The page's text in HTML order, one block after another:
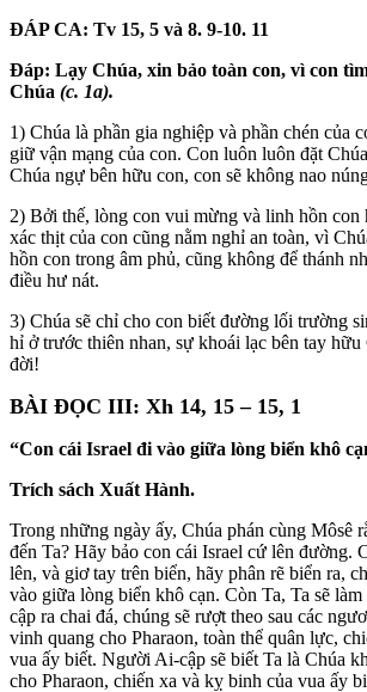
ĐÁP CA: Tv 15, 5 và 8. 9-10. 11
Đáp: Lạy Chúa, xin bảo toàn con, vì con
Chúa (c. 1a).
1) Chúa là phần gia nghiệp và phần chén của
giữ vận mạng của con. Con luôn luôn đặt
Chúa ngự bên hữu con, con sẽ không nao
2) Bởi thế, lòng con vui mừng và linh hồn con
xác thịt của con cũng nằm nghỉ an toàn, vì
hồn con trong âm phủ, cũng không để thánh
điều hư nát.
3) Chúa sẽ chỉ cho con biết đường lối trường
hỉ ở trước thiên nhan, sự khoái lạc bên tay
đời!
BÀI ĐỌC III: Xh 14, 15 – 15, 1
“Con cái Israel đi vào giữa lòng biển khô
Trích sách Xuất Hành.
Trong những ngày ấy, Chúa phán cùng Môsê
đến Ta? Hãy bảo con cái Israel cứ lên đường.
lên, và giơ tay trên biển, hãy phân rẽ biển ra,
vào giữa lòng biển khô cạn. Còn Ta, Ta sẽ
cập ra chai đá, chúng sẽ rượt theo sau các
vinh quang cho Pharaon, toàn thể quân lực,
vua ấy biết. Người Ai-cập sẽ biết Ta là Chúa
cho Pharaon, chiến xa và kỵ binh của vua ấy